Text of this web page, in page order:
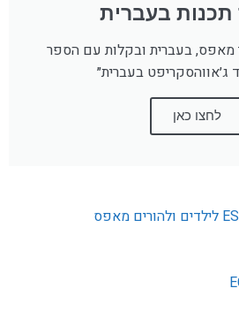
תכנות בעברית
מאפס, בעברית ובקלות עם הספר
ג׳אווהסקריפט בעברית״
לחצו כאן